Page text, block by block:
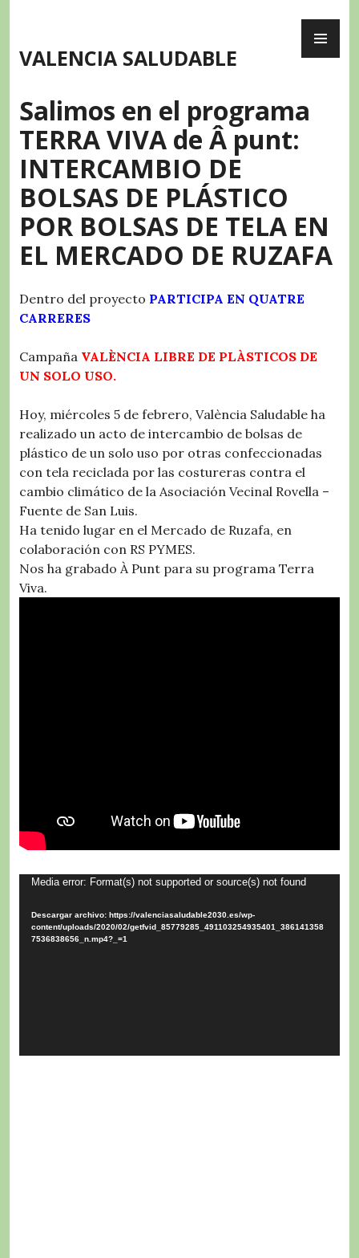
content
VALENCIA SALUDABLE
Salimos en el programa
TERRA VIVA de Â punt:
INTERCAMBIO DE
BOLSAS DE PLÁSTICO
POR BOLSAS DE TELA EN
EL MERCADO DE RUZAFA
Dentro del proyecto PARTICIPA EN QUATRE
CARRERES
Campaña VALÈNCIA LIBRE DE PLÀSTICOS DE
UN SOLO USO.
Hoy, miércoles 5 de febrero, València Saludable ha
realizado un acto de intercambio de bolsas de
plástico de un solo uso por otras confeccionadas
con tela reciclada por las costureras contra el
cambio climático de la Asociación Vecinal Rovella –
Fuente de San Luis.
Ha tenido lugar en el Mercado de Ruzafa, en
colaboración con RS PYMES.
Nos ha grabado À Punt para su programa Terra
Viva.
Reproductor
vídeo
Media error: Format(s) not supported or source(s) not found
Descargar archivo: https://valenciasaludable2030.es/wp-
content/uploads/2020/02/getfvid_85779285_491103254935401_386141358
7536838656_n.mp4?_=1